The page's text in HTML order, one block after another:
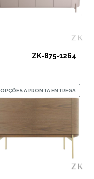
ZK-875-1264
OPÇÕES A PRONTA ENTREGA